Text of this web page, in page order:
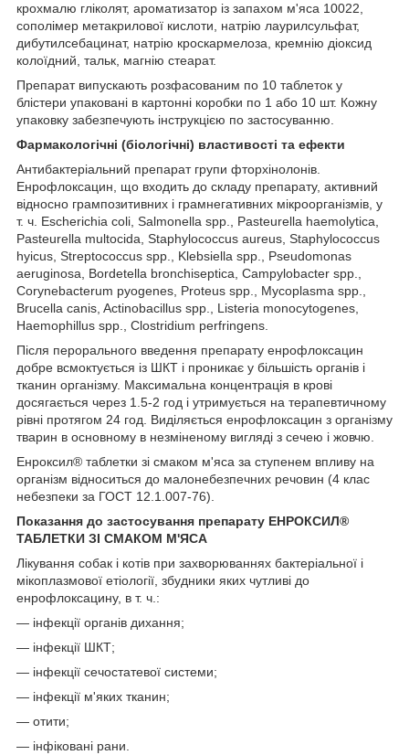
крохмалю гліколят, ароматизатор із запахом м'яса 10022,
сополімер метакрилової кислоти, натрію лаурилсульфат,
дибутилсебацинат, натрію кроскармелоза, кремнію діоксид
колоїдний, тальк, магнію стеарат.
Препарат випускають розфасованим по 10 таблеток у
блістери упаковані в картонні коробки по 1 або 10 шт. Кожну
упаковку забезпечують інструкцією по застосуванню.
Фармакологічні (біологічні) властивості та ефекти
Антибактеріальний препарат групи фторхінолонів.
Енрофлоксацин, що входить до складу препарату, активний
відносно грампозитивних і грамнегативних мікроорганізмів, у
т. ч. Escherichia coli, Salmonella spp., Pasteurella haemolytica,
Pasteurella multocida, Staphylococcus aureus, Staphylococcus
hyicus, Streptococcus spp., Klebsiella spp., Pseudomonas
aeruginosa, Bordetella bronchiseptica, Campylobacter spp.,
Corynebacterum pyogenes, Proteus spp., Mycoplasma spp.,
Brucella canis, Actinobacillus spp., Listeria monocytogenes,
Haemophillus spp., Clostridium perfringens.
Після перорального введення препарату енрофлоксацин
добре всмоктується із ШКТ і проникає у більшість органів і
тканин організму. Максимальна концентрація в крові
досягається через 1.5-2 год і утримується на терапевтичному
рівні протягом 24 год. Виділяється енрофлоксацин з організму
тварин в основному в незміненому вигляді з сечею і жовчю.
Енроксил® таблетки зі смаком м'яса за ступенем впливу на
організм відноситься до малонебезпечних речовин (4 клас
небезпеки за ГОСТ 12.1.007-76).
Показання до застосування препарату ЕНРОКСИЛ®
ТАБЛЕТКИ ЗІ СМАКОМ М'ЯСА
Лікування собак і котів при захворюваннях бактеріальної і
мікоплазмової етіології, збудники яких чутливі до
енрофлоксацину, в т. ч.:
— інфекції органів дихання;
— інфекції ШКТ;
— інфекції сечостатевої системи;
— інфекції м'яких тканин;
— отити;
— інфіковані рани.